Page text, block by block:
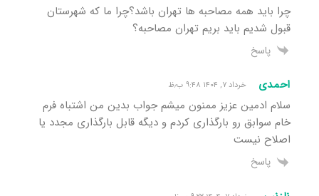
چرا باید همه مصاحبه ها تهران باشد؟چرا ما که شهرستان
قبول شدیم باید بریم تهران مصاحبه؟
پاسخ
احمدی خرداد ۷, ۱۴۰۴ ۹:۴۸ ب٫ظ
سلام ادمین عزیز ممنون میشم جواب بدین من اشتباه فرم
خام سوابق رو بارگذاری کردم و دیگه قابل بارگذاری مجدد یا
اصلاح نیست
پاسخ